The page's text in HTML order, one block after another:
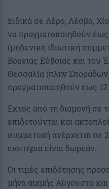
Ειδικά σε Λέρο, Λέσβο,
να πραγματοποιηθούν
(μηδενική ιδιωτική
Βόρειας Εύβοιας και του
Θεσσαλία (πλην
πραγματοποιηθούν έως
Εκτός από τη διαμονή σε
επιδοτούνται και
συμμετοχή ανέρχεται σε
εισιτήρια είναι δωρεάν.
Οι τιμές επιδότησης
μήνα αιχμής Αύγουστο